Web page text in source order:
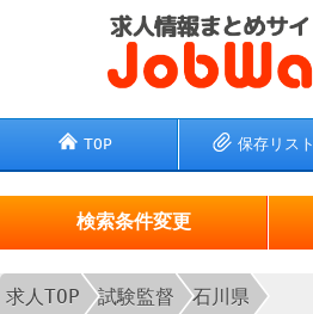
TOP 保存リスト
検索条件変更
求人TOP 試験監督 石川県